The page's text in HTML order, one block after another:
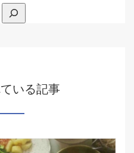
いる記事